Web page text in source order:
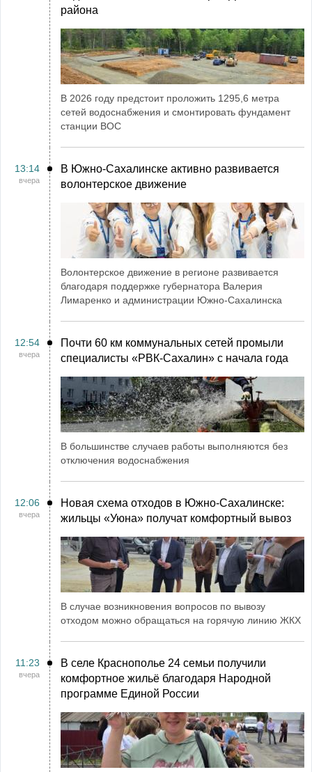
района
В 2026 году предстоит проложить 1295,6 метра
сетей водоснабжения и смонтировать фундамент
станции ВОС
13:14
вчера
В Южно-Сахалинске активно развивается
волонтерское движение
Волонтерское движение в регионе развивается
благодаря поддержке губернатора Валерия
Лимаренко и администрации Южно-Сахалинска
12:54
вчера
Почти 60 км коммунальных сетей промыли
специалисты «РВК‑Сахалин» с начала года
В большинстве случаев работы выполняются без
отключения водоснабжения
12:06
вчера
Новая схема отходов в Южно-Сахалинске:
жильцы «Уюна» получат комфортный вывоз
В случае возникновения вопросов по вывозу
отходом можно обращаться на горячую линию ЖКХ
11:23
вчера
В селе Краснополье 24 семьи получили
комфортное жильё благодаря Народной
программе Единой России